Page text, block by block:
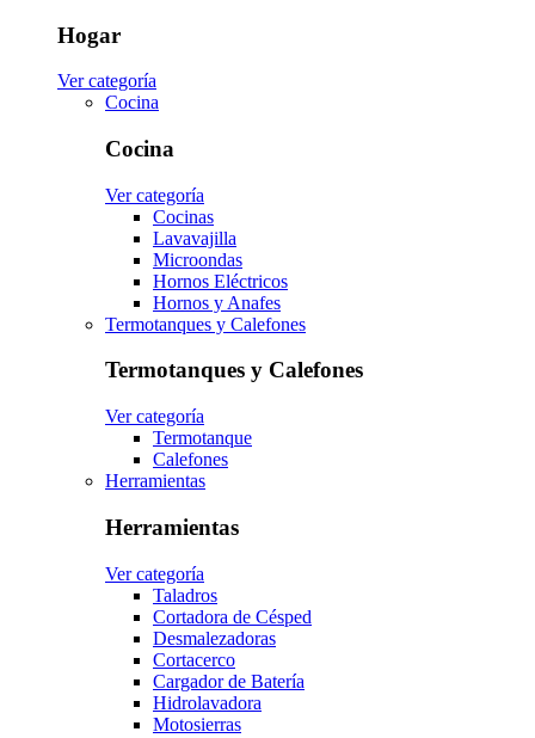
Hogar
Ver categoría
Cocina
Cocina
Ver categoría
Cocinas
Lavavajilla
Microondas
Hornos Eléctricos
Hornos y Anafes
Termotanques y Calefones
Termotanques y Calefones
Ver categoría
Termotanque
Calefones
Herramientas
Herramientas
Ver categoría
Taladros
Cortadora de Césped
Desmalezadoras
Cortacerco
Cargador de Batería
Hidrolavadora
Motosierras